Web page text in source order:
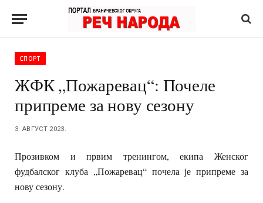
СПОРТ
ЖФК „Пожаревац“: Почеле
припреме за нову сезону
3. АВГУСТ 2023.
Прозивком и првим тренингом, екипа Женског
фудбалског клуба „Пожаревац“ почела је припреме за
нову сезону.